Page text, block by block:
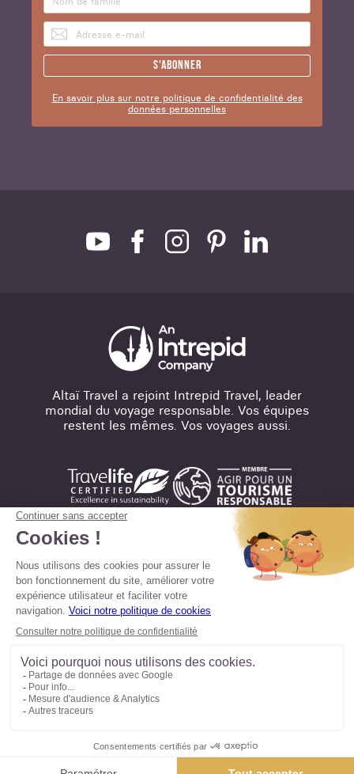
S'abonner
En savoir plus sur notre politique de confidentialité des
données personnelles
Altaï Travel a rejoint Intrepid Travel, leader
mondial du voyage responsable. Vos équipes
restent les mêmes. Vos voyages aussi.
Conditions de vente
Politique en matière de confidentialité
Politique d'utilisation des cookies
Préférences cookies